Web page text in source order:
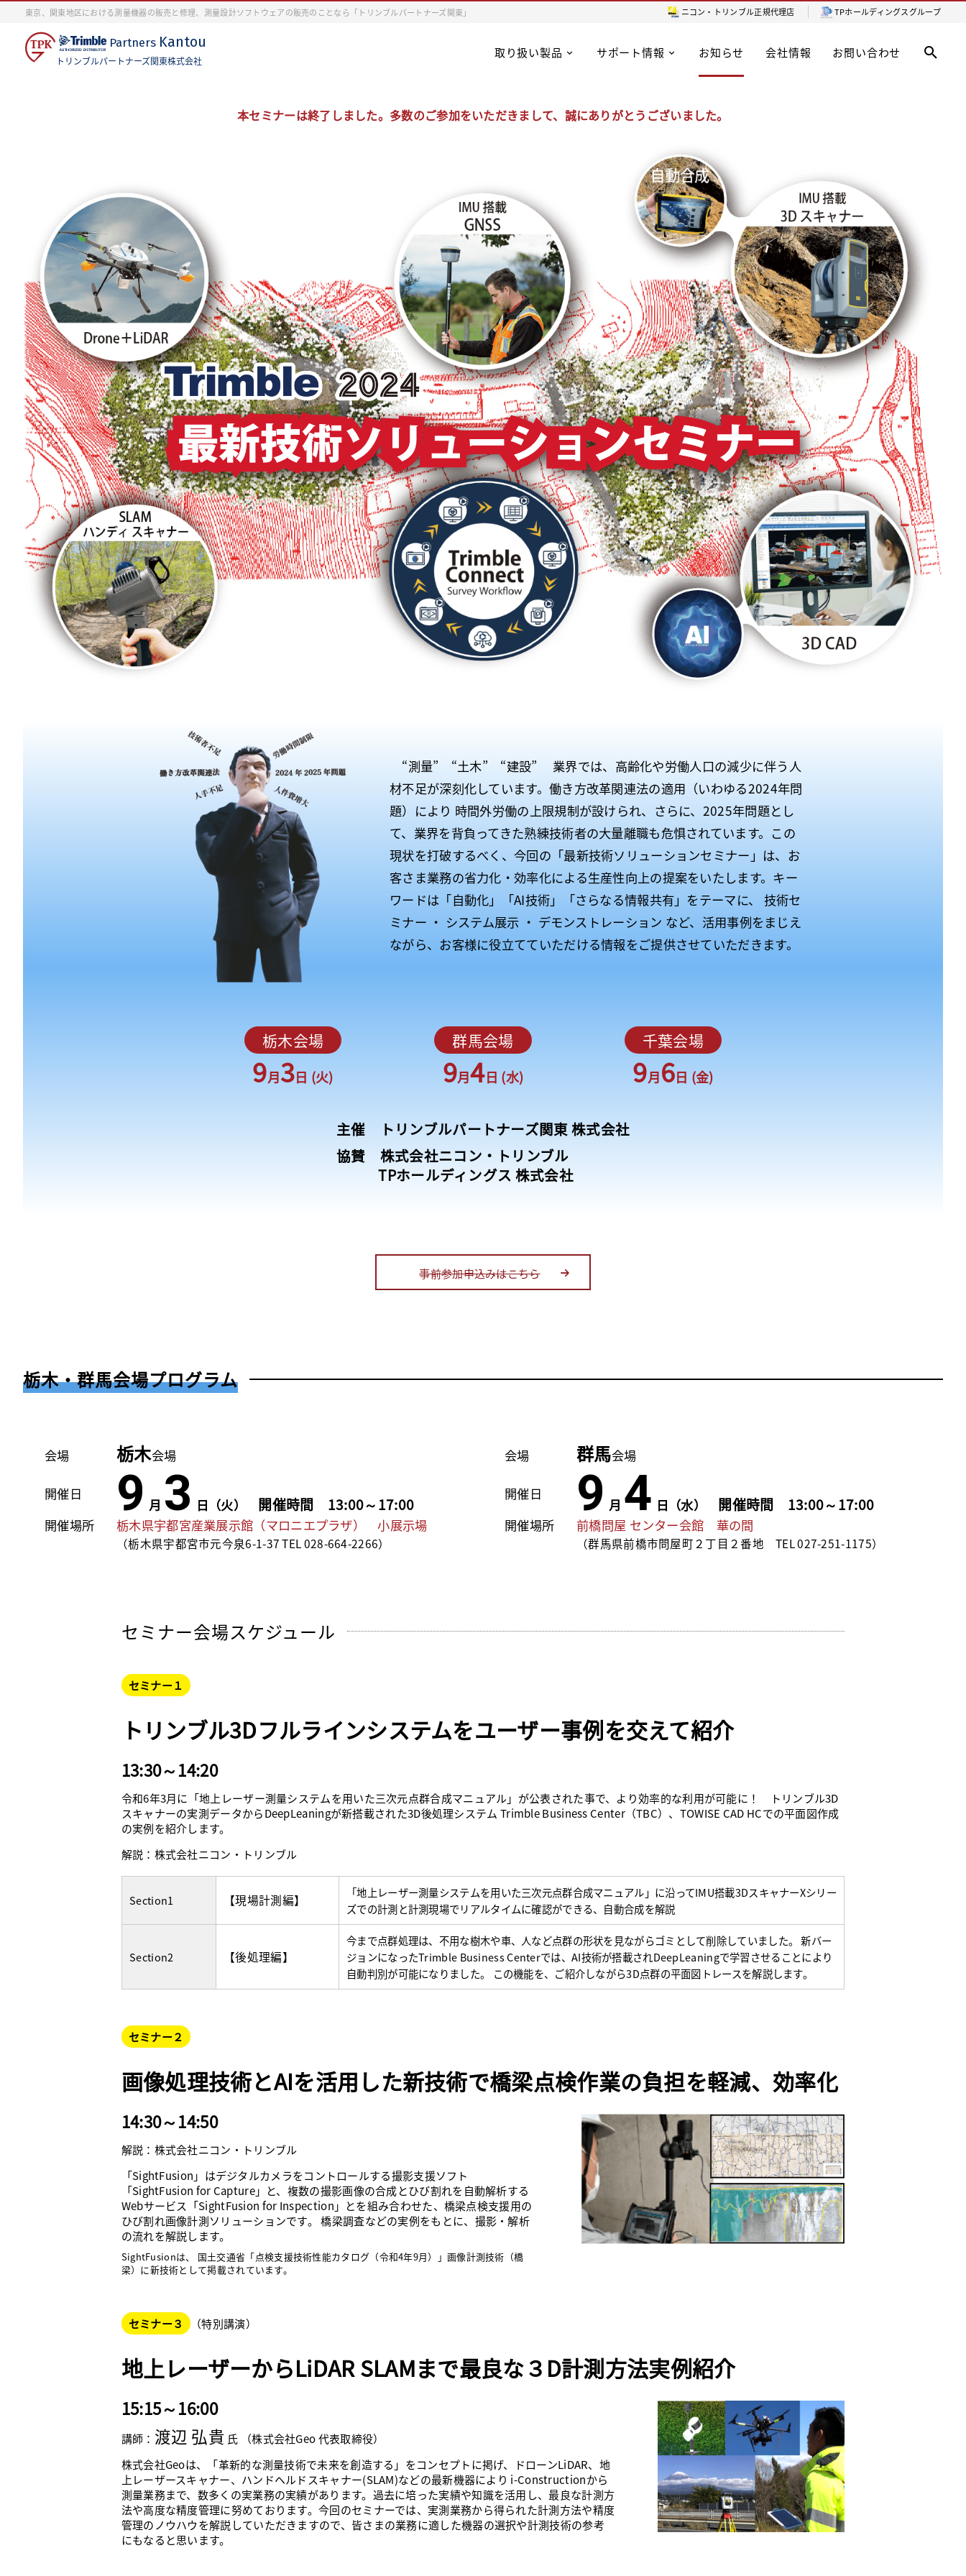
東京、関東地区における測量機器の販売と修理、測量設計ソフトウェアの販売のことなら「トリンブルパートナーズ関東」 ニコン・トリンブル正規代理店 TPホールディングスグループ
Partners Kantou
トリンブルパートナーズ関東株式会社
取り扱い製品 サポート情報 お知らせ 会社情報 お問い合わせ
本セミナーは終了しました。多数のご参加をいただきまして、誠にありがとうございました。
“測量” “土木” “建設” 業界では、高齢化や労働人口の減少に伴う人
材不足が深刻化しています。働き方改革関連法の適用（いわゆる2024年問
題）により 時間外労働の上限規制が設けられ、さらに、2025年問題とし
て、業界を背負ってきた熟練技術者の大量離職も危惧されています。この
現状を打破するべく、今回の「最新技術ソリューションセミナー」は、お
客さま業務の省力化・効率化による生産性向上の提案をいたします。キー
ワードは「自動化」「AI技術」「さらなる情報共有」をテーマに、 技術セ
ミナー ・ システム展示 ・ デモンストレーション など、活用事例をまじえ
ながら、お客様に役立てていただける情報をご提供させていただきます。
栃木会場
9月3日 (火)
群馬会場
9月4日 (水)
千葉会場
9月6日 (金)
主催 トリンブルパートナーズ関東 株式会社
協賛 株式会社ニコン・トリンブル
TPホールディングス 株式会社
事前参加申込みはこちら
栃木・群馬会場プログラム
会場 栃木会場
開催日 9 月 3 日（火） 開催時間 13:00～17:00
開催場所 栃木県宇都宮産業展示館（マロニエプラザ） 小展示場
（栃木県宇都宮市元今泉6-1-37 TEL 028-664-2266）
会場 群馬会場
開催日 9 月 4 日（水） 開催時間 13:00～17:00
開催場所 前橋問屋 センター会館 華の間
（群馬県前橋市問屋町２丁目２番地 TEL 027-251-1175）
セミナー会場スケジュール
セミナー１
トリンブル3Dフルラインシステムをユーザー事例を交えて紹介
13:30～14:20
令和6年3月に「地上レーザー測量システムを用いた三次元点群合成マニュアル」が公表された事で、より効率的な利用が可能に！ トリンブル3D
スキャナーの実測データからDeepLeaningが新搭載された3D後処理システム Trimble Business Center（TBC）、TOWISE CAD HCでの平面図作成
の実例を紹介します。
解説：株式会社ニコン・トリンブル
Section1 【現場計測編】
「地上レーザー測量システムを用いた三次元点群合成マニュアル」に沿ってIMU搭載3DスキャナーXシリー
ズでの計測と計測現場でリアルタイムに確認ができる、自動合成を解説
Section2 【後処理編】
今まで点群処理は、不用な樹木や車、人など点群の形状を見ながらゴミとして削除していました。 新バー
ジョンになったTrimble Business Centerでは、AI技術が搭載されDeepLeaningで学習させることにより
自動判別が可能になりました。 この機能を、ご紹介しながら3D点群の平面図トレースを解説します。
セミナー２
画像処理技術とAIを活用した新技術で橋梁点検作業の負担を軽減、効率化
14:30～14:50
解説：株式会社ニコン・トリンブル
「SightFusion」はデジタルカメラをコントロールする撮影支援ソフト
「SightFusion for Capture」と、複数の撮影画像の合成とひび割れを自動解析する
Webサービス「SightFusion for Inspection」とを組み合わせた、橋梁点検支援用の
ひび割れ画像計測ソリューションです。 橋梁調査などの実例をもとに、撮影・解析
の流れを解説します。
SightFusionは、 国土交通省「点検支援技術性能カタログ（令和4年9月）」画像計測技術（橋
梁）に新技術として掲載されています。
セミナー３ （特別講演）
地上レーザーからLiDAR SLAMまで最良な３D計測方法実例紹介
15:15～16:00
講師： 渡辺 弘貴 氏 （株式会社Geo 代表取締役）
株式会社Geoは、「革新的な測量技術で未来を創造する」をコンセプトに掲げ、ドローンLiDAR、地
上レーザースキャナー、ハンドヘルドスキャナー(SLAM)などの最新機器により i-Constructionから
測量業務まで、数多くの実業務の実績があります。過去に培った実績や知識を活用し、最良な計測方
法や高度な精度管理に努めております。今回のセミナーでは、実測業務から得られた計測方法や精度
管理のノウハウを解説していただきますので、皆さまの業務に適した機器の選択や計測技術の参考
にもなると思います。